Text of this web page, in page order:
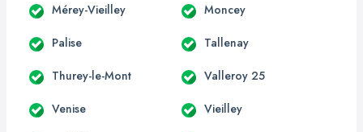
Mérey-Vieilley Moncey
Palise Tallenay
Thurey-le-Mont Valleroy 25
Venise Vieilley